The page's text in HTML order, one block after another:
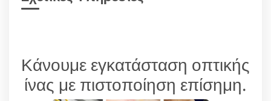
Κάνουμε εγκατάσταση οπτικής
ίνας με πιστοποίηση επίσημη.